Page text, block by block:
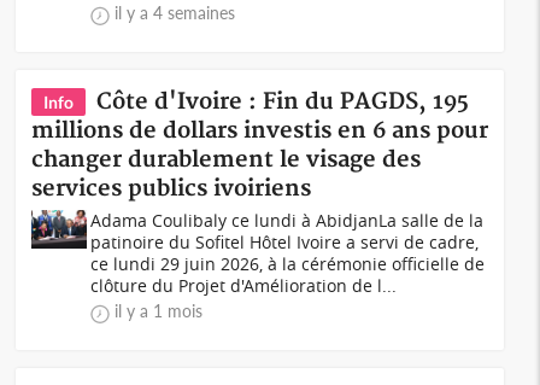
il y a 4 semaines
Info
Côte d'Ivoire : Fin du PAGDS, 195
millions de dollars investis en 6 ans pour
changer durablement le visage des
services publics ivoiriens
Adama Coulibaly ce lundi à AbidjanLa salle de la
patinoire du Sofitel Hôtel Ivoire a servi de cadre,
ce lundi 29 juin 2026, à la cérémonie officielle de
clôture du Projet d'Amélioration de l...
il y a 1 mois